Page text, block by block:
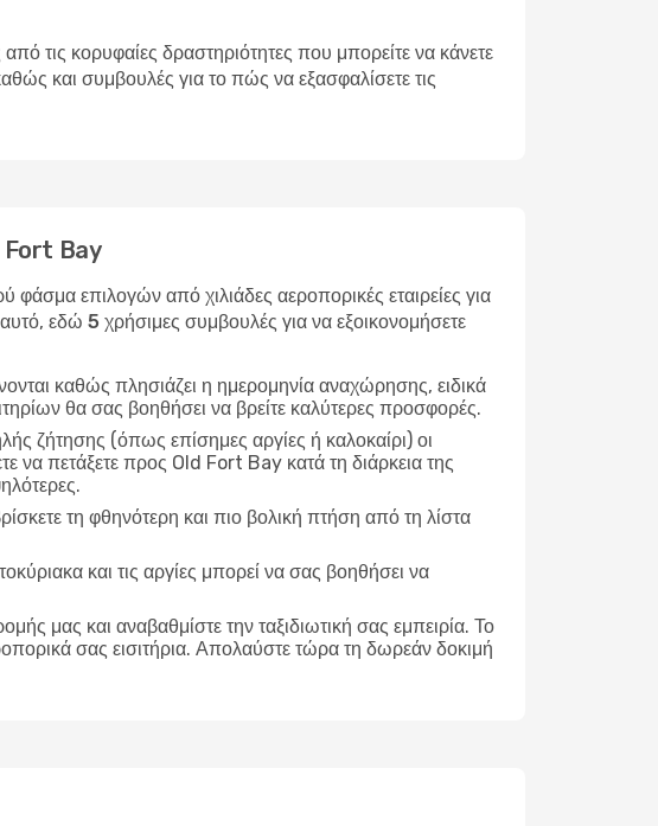
τις κορυφαίες δραστηριότητες που μπορείτε να κάνετε
και συμβουλές για το πώς να εξασφαλίσετε τις
Fort Bay
επιλογών από χιλιάδες αεροπορικές εταιρείες για
εδώ 5 χρήσιμες συμβουλές για να εξοικονομήσετε
καθώς πλησιάζει η ημερομηνία αναχώρησης, ειδικά
θα σας βοηθήσει να βρείτε καλύτερες προσφορές.
ζήτησης (όπως επίσημες αργίες ή καλοκαίρι) οι
να πετάξετε προς Old Fort Bay κατά τη διάρκεια της
τη φθηνότερη και πιο βολική πτήση από τη λίστα
και τις αργίες μπορεί να σας βοηθήσει να
μας και αναβαθμίστε την ταξιδιωτική σας εμπειρία. Το
σας εισιτήρια. Απολαύστε τώρα τη δωρεάν δοκιμή